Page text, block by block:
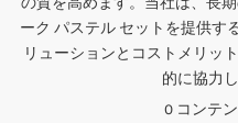
ーク パステル セットを提供す
リューションとコストメリッ
的に協力
0 コンテ